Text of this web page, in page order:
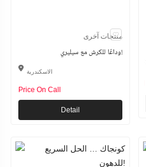
منتجات آخرى
وداعًا للكرش مع سيليري!
الاسكندرية
Price On Call
Detail